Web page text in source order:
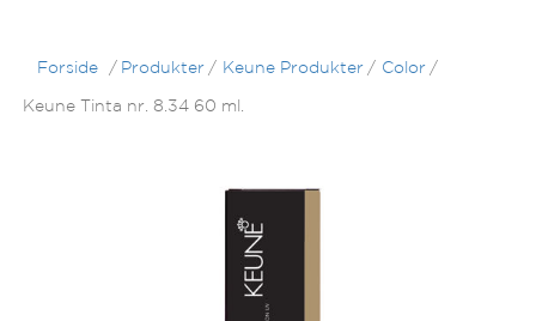
Forside / Produkter / Keune Produkter / Color /
Keune Tinta nr. 8.34 60 ml.